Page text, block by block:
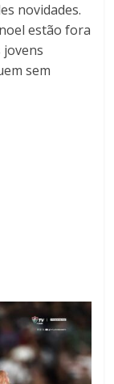
novidades.
estão fora
jovens
sem